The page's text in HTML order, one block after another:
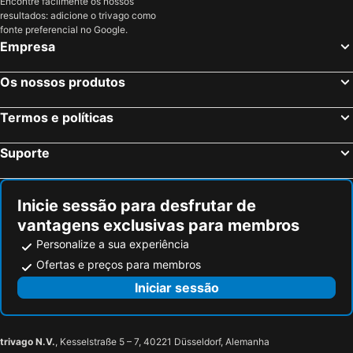
Penafiel, Castela e Leão Hotéis
Islantilla, Andaluzia Hotéis
Benidorm, Valência Hotéis
Barcelona, Catalunha Hotéis
Vigo, Galiza Hotéis
Isla Canela, Andaluzia Hotéis
resultados: adicione o trivago como
fonte preferencial no Google.
Empresa
Os nossos produtos
Termos e políticas
Suporte
Inicie sessão para desfrutar de
vantagens exclusivas para membros
Personalize a sua experiência
Ofertas e preços para membros
Iniciar sessão
trivago N.V., Kesselstraße 5 – 7, 40221 Düsseldorf, Alemanha